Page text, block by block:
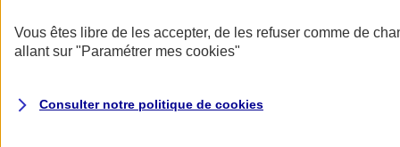
AXA Assurance
Vous êtes libre de les accepter, de les refuser comme de
allant sur "Paramétrer mes cookies"
Consulter notre politique de cookies